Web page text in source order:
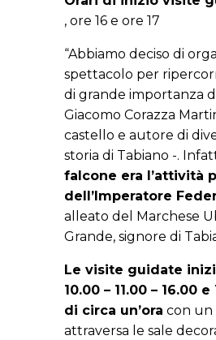
, ore 16 e ore 17
“Abbiamo deciso di
spettacolo per
di grande importanza
Giacomo Corazza
castello e autore di
storia di Tabiano -.
falcone era l’attività
dell’Imperatore
alleato del Marchese
Grande, signore di
Le visite guidate
10.00 – 11.00 – 16.00
di circa un’ora con un
attraversa le sale